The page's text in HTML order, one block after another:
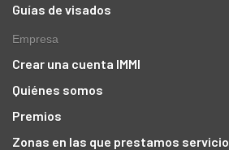
Guías de visados
Empresa
Crear una cuenta IMMI
Quiénes somos
Premios
Zonas en las que prestamos servicio